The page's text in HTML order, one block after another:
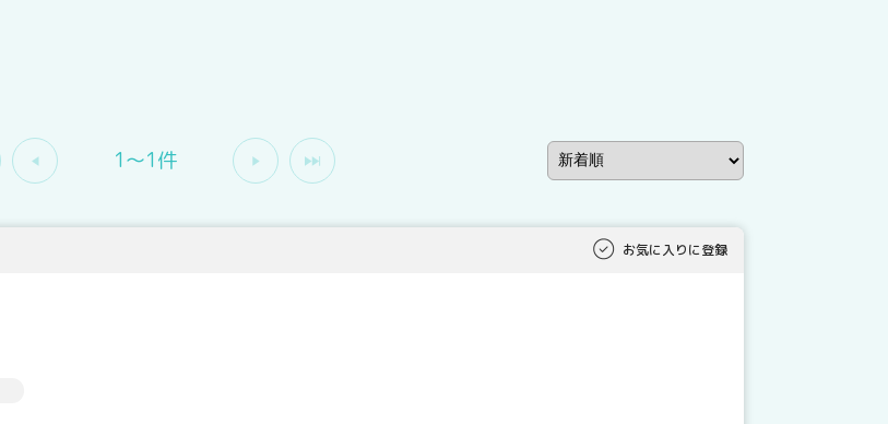
1〜1件
お気に入りに登録